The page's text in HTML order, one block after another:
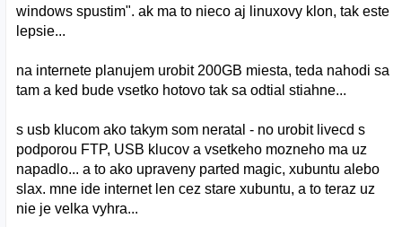
windows spustim". ak ma to nieco aj linuxovy klon, tak este
lepsie...
na internete planujem urobit 200GB miesta, teda nahodi sa
tam a ked bude vsetko hotovo tak sa odtial stiahne...
s usb klucom ako takym som neratal - no urobit livecd s
podporou FTP, USB klucov a vsetkeho mozneho ma uz
napadlo... a to ako upraveny parted magic, xubuntu alebo
slax. mne ide internet len cez stare xubuntu, a to teraz uz
nie je velka vyhra...